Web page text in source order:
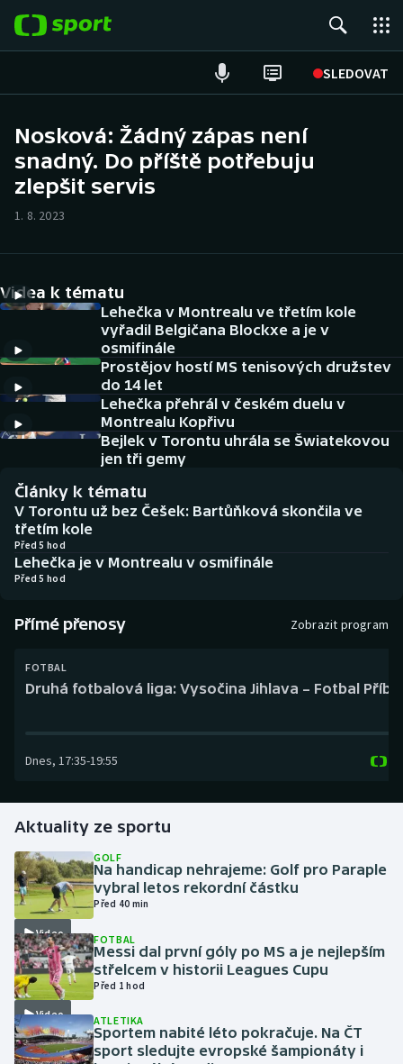
SLEDOVAT
Hokej
Tenis
Cyklistika
DALŠÍ SPORTY
Americký fotbal
Baseball a softbal
Biatlon
Boby a skeleton
Curling
Dostihy
Futsal
Golf
Gymnastika
Házená
Jezdectví
Judo
Krasobruslení
NEPŘEHLÉDNĚTE
Historické návraty
Aplikace ČT sport
AZ kvíz
Nosková: Žádný zápas není
snadný. Do příště potřebuju
zlepšit servis
1. 8. 2023
Videa k tématu
Lehečka v Montrealu ve třetím kole
vyřadil Belgičana Blockxe a je v
osmifinále
Prostějov hostí MS tenisových družstev
do 14 let
Lehečka přehrál v českém duelu v
Montrealu Kopřivu
Bejlek v Torontu uhrála se Šwiatekovou
jen tři gemy
Články k tématu
V Torontu už bez Češek: Bartůňková skončila ve
třetím kole
Před 5 hod
Lehečka je v Montrealu v osmifinále
Před 5 hod
Přímé přenosy Zobrazit program
FOTBAL
Druhá fotbalová liga: Vysočina Jihlava – Fotbal
Dnes, 17:35-19:55
Aktuality ze sportu
Video
GOLF
Na handicap nehrajeme: Golf pro Paraple
vybral letos rekordní částku
Před 40 min
Video
FOTBAL
Messi dal první góly po MS a je nejlepším
střelcem v historii Leagues Cupu
Před 1 hod
ATLETIKA
Sportem nabité léto pokračuje. Na ČT
sport sledujte evropské šampionáty i